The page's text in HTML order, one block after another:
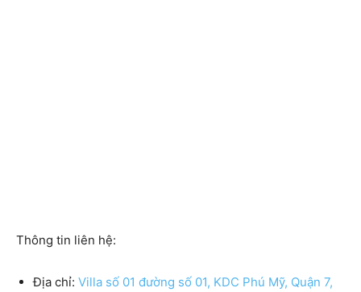
Thông tin liên hệ:
Địa chỉ: Villa số 01 đường số 01, KDC Phú Mỹ, Quận 7,